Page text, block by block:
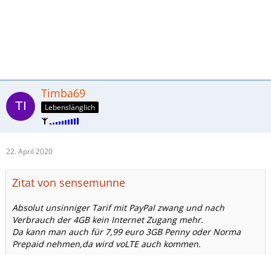
Timba69
Lebenslänglich
22. April 2020
Zitat von sensemunne
Absolut unsinniger Tarif mit PayPal zwang und nach
Verbrauch der 4GB kein Internet Zugang mehr.
Da kann man auch für 7,99 euro 3GB Penny oder Norma
Prepaid nehmen,da wird voLTE auch kommen.